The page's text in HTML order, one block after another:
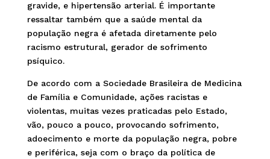
gravide, e hipertensão arterial. É importante
ressaltar também que a saúde mental da
população negra é afetada diretamente pelo
racismo estrutural, gerador de sofrimento
psíquico.
De acordo com a Sociedade Brasileira de Medicina
de Família e Comunidade, ações racistas e
violentas, muitas vezes praticadas pelo Estado,
vão, pouco a pouco, provocando sofrimento,
adoecimento e morte da população negra, pobre
e periférica, seja com o braço da política de